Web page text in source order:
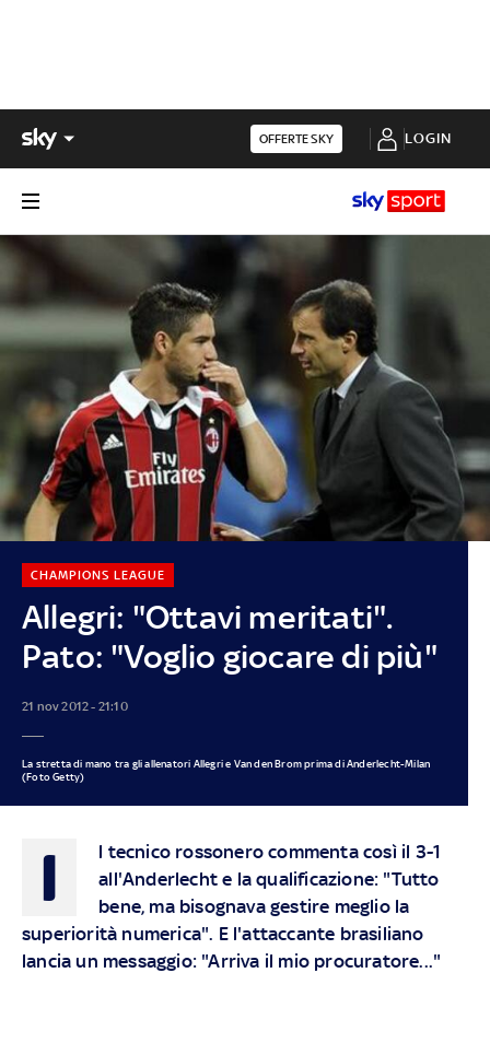
OFFERTE SKY LOGIN
Allegri: "Ottavi meritati".
Pato: "Voglio giocare di più"
CHAMPIONS LEAGUE
21 nov 2012 - 21:10
La stretta di mano tra gli allenatori Allegri e Van den Brom prima di Anderlecht-Milan
(Foto Getty)
I
l tecnico rossonero commenta così il 3-1
all'Anderlecht e la qualificazione: "Tutto
bene, ma bisognava gestire meglio la
superiorità numerica". E l'attaccante brasiliano
lancia un messaggio: "Arriva il mio procuratore..."